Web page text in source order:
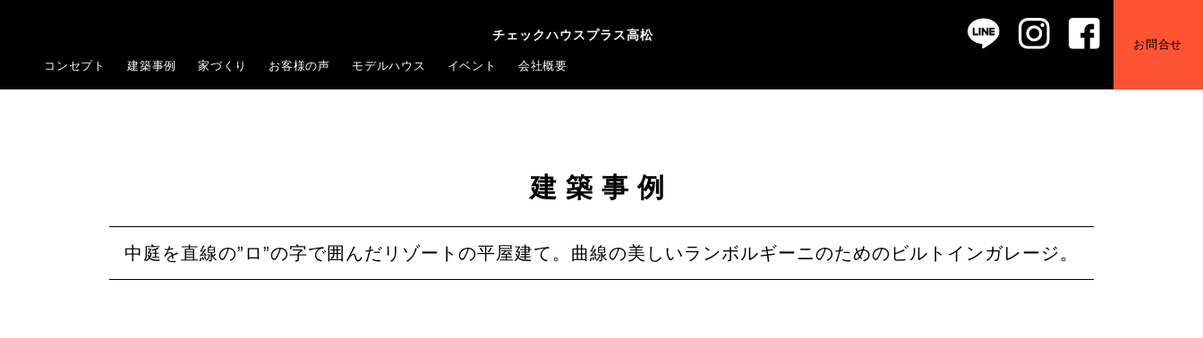
チェックハウスプラス高松
コンセプト 建築事例 家づくり お客様の声 モデルハウス イベント 会社概要
お問合せ
建築事例
中庭を直線の”ロ”の字で囲んだリゾートの平屋建て。曲線の美しいランボルギーニのためのビルトインガレージ。